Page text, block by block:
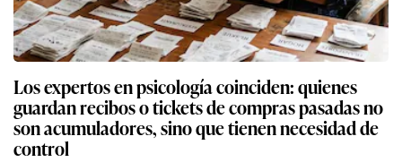
Los expertos en psicología coinciden: quienes
guardan recibos o tickets de compras pasadas no
son acumuladores, sino que tienen necesidad de
control